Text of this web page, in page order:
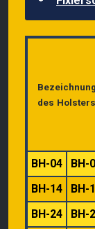
Bezeichnung
des Holsters
BH-04 BH-
BH-14 BH-
BH-24 BH-